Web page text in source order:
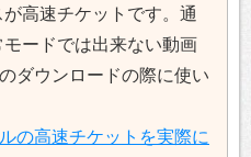
が高速チケットです。通
モードでは出来ない動画
ダウンロードの際に使い
の高速チケットを実際に